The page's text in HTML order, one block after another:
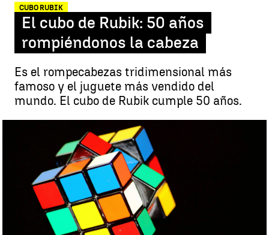
CUBO RUBIK
El cubo de Rubik: 50 años
rompiéndonos la cabeza
Es el rompecabezas tridimensional más
famoso y el juguete más vendido del
mundo. El cubo de Rubik cumple 50 años.
El cubo de Rubik: 50 años rompiéndonos la cabeza |
Vicente Ibáñez
Publicado:17 de julio de 2024, 23:15